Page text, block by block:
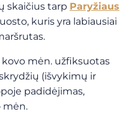
skaičius tarp Paryžiaus
kuris yra labiausiai
kovo mėn. užfiksuotas
(išvykimų ir
padidėjimas,
mėn.